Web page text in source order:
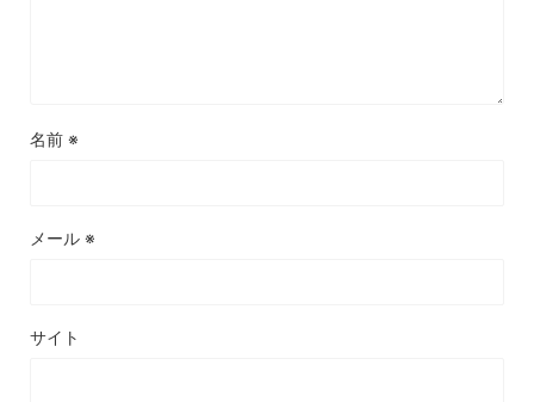
名前 ※
メール ※
サイト